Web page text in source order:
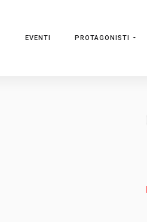
EVENTI PROTAGONISTI